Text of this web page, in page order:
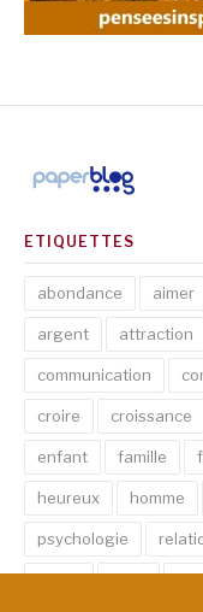
ETIQUETTES
abondance aimer
argent attraction
communication
croire croissance
enfant famille
heureux homme
psychologie
santé sexe